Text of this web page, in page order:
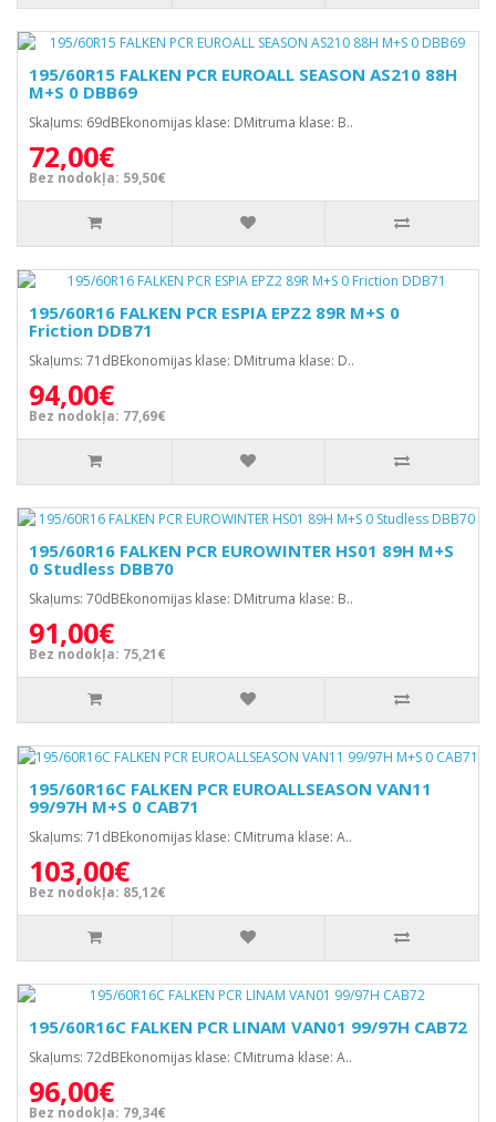
195/60R15 FALKEN PCR EUROALL SEASON AS210 88H
M+S 0 DBB69
Skaļums: 69dBEkonomijas klase: DMitruma klase: B..
72,00€
Bez nodokļa: 59,50€
195/60R16 FALKEN PCR ESPIA EPZ2 89R M+S 0
Friction DDB71
Skaļums: 71dBEkonomijas klase: DMitruma klase: D..
94,00€
Bez nodokļa: 77,69€
195/60R16 FALKEN PCR EUROWINTER HS01 89H M+S
0 Studless DBB70
Skaļums: 70dBEkonomijas klase: DMitruma klase: B..
91,00€
Bez nodokļa: 75,21€
195/60R16C FALKEN PCR EUROALLSEASON VAN11
99/97H M+S 0 CAB71
Skaļums: 71dBEkonomijas klase: CMitruma klase: A..
103,00€
Bez nodokļa: 85,12€
195/60R16C FALKEN PCR LINAM VAN01 99/97H CAB72
Skaļums: 72dBEkonomijas klase: CMitruma klase: A..
96,00€
Bez nodokļa: 79,34€